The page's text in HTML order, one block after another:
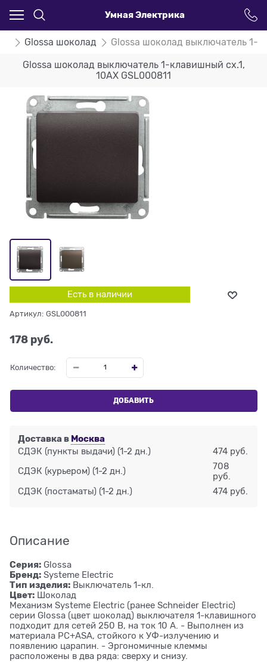
Умная Электрика
Glossa шоколад Glossa шоколад выключатель 1-
Glossa шоколад выключатель 1-клавишный сх.1,
10AX GSL000811
Есть в наличии
Артикул: GSL000811
178 руб.
Количество:
ДОБАВИТЬ
Доставка в Москва
СДЭК (пункты выдачи) (1-2 дн.) 474 руб.
СДЭК (курьером) (1-2 дн.)
708
руб.
СДЭК (постаматы) (1-2 дн.) 474 руб.
Описание
Серия: Glossa
Бренд: Systeme Electric
Тип изделия: Выключатель 1-кл.
Цвет: Шоколад
Механизм Systeme Electric (ранее Schneider Electric)
серии Glossa (цвет шоколад) выключателя 1-клавишного
подходит для сетей 250 В, на ток 10 А. - Выполнен из
материала PС+ASA, стойкого к УФ-излучению и
появлению царапин. - Эргономичные клеммы
расположены в два ряда: сверху и снизу.